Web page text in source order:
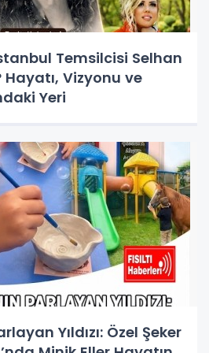
Temsilcisi Selhan
Vizyonu ve
Yeri
Yıldızı: Özel Şeker